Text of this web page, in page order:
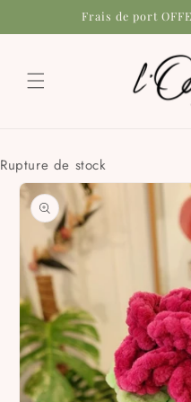
au
Frais de port
Rupture de stock
Passer aux
informations
produits